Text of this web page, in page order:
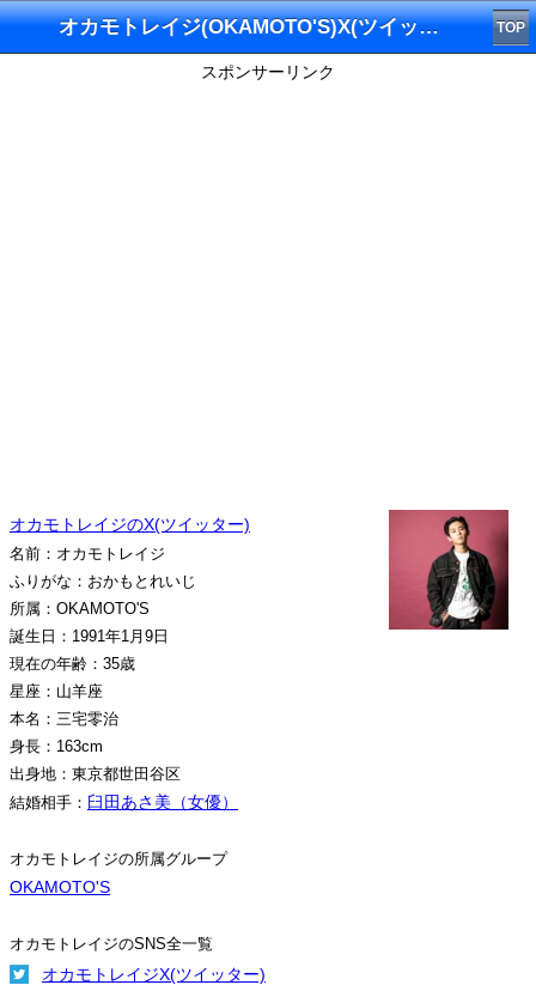
オカモトレイジ(OKAMOTO'S)X(ツイッター) TOP
スポンサーリンク
オカモトレイジのX(ツイッター)
名前：オカモトレイジ
ふりがな：おかもとれいじ
所属：OKAMOTO'S
誕生日：1991年1月9日
現在の年齢：35歳
星座：山羊座
本名：三宅零治
身長：163cm
出身地：東京都世田谷区
結婚相手： 臼田あさ美（女優）
オカモトレイジの所属グループ
OKAMOTO'S
オカモトレイジのSNS全一覧
オカモトレイジX(ツイッター)